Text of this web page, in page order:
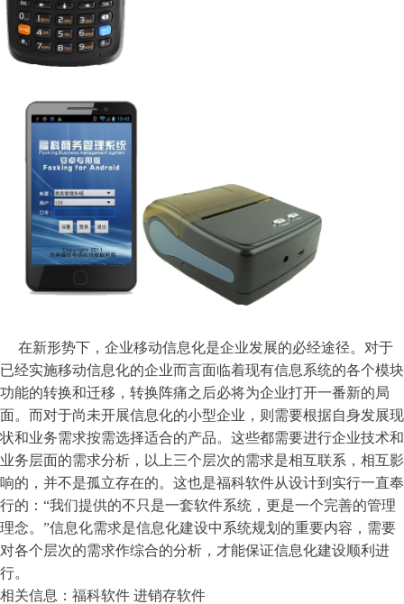
在新形势下，企业移动信息化是企业发展的必经途径。对于
已经实施移动信息化的企业而言面临着现有信息系统的各个模块
功能的转换和迁移，转换阵痛之后必将为企业打开一番新的局
面。而对于尚未开展信息化的小型企业，则需要根据自身发展现
状和业务需求按需选择适合的产品。这些都需要进行企业技术和
业务层面的需求分析，以上三个层次的需求是相互联系，相互影
响的，并不是孤立存在的。这也是福科软件从设计到实行一直奉
行的：“我们提供的不只是一套软件系统，更是一个完善的管理
理念。”信息化需求是信息化建设中系统规划的重要内容，需要
对各个层次的需求作综合的分析，才能保证信息化建设顺利进
行。
相关信息：福科软件 进销存软件